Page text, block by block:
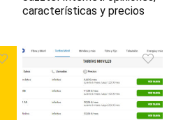
características y precios